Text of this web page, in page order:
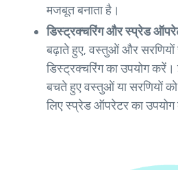
मजबूत बनाता है।
डिस्ट्रक्चरिंग और स्प्रेड
बढ़ाते हुए, वस्तुओं और सरणियों
डिस्ट्रक्चरिंग का उपयोग करें।
बचते हुए वस्तुओं या सरणियों
लिए स्प्रेड ऑपरेटर का